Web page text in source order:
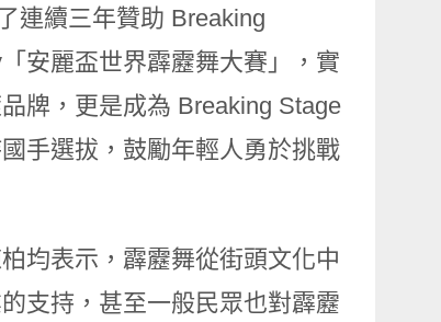
連續三年贊助 Breaking
安麗盃世界霹靂舞大賽」，實
牌，更是成為 Breaking Stage
手選拔，鼓勵年輕人勇於挑戰
均表示，霹靂舞從街頭文化中
支持，甚至一般民眾也對霹靂